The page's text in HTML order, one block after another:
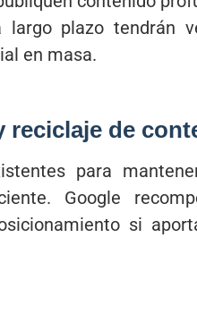
plazo tendrán
en masa.
reciclaje de
para
Google
si